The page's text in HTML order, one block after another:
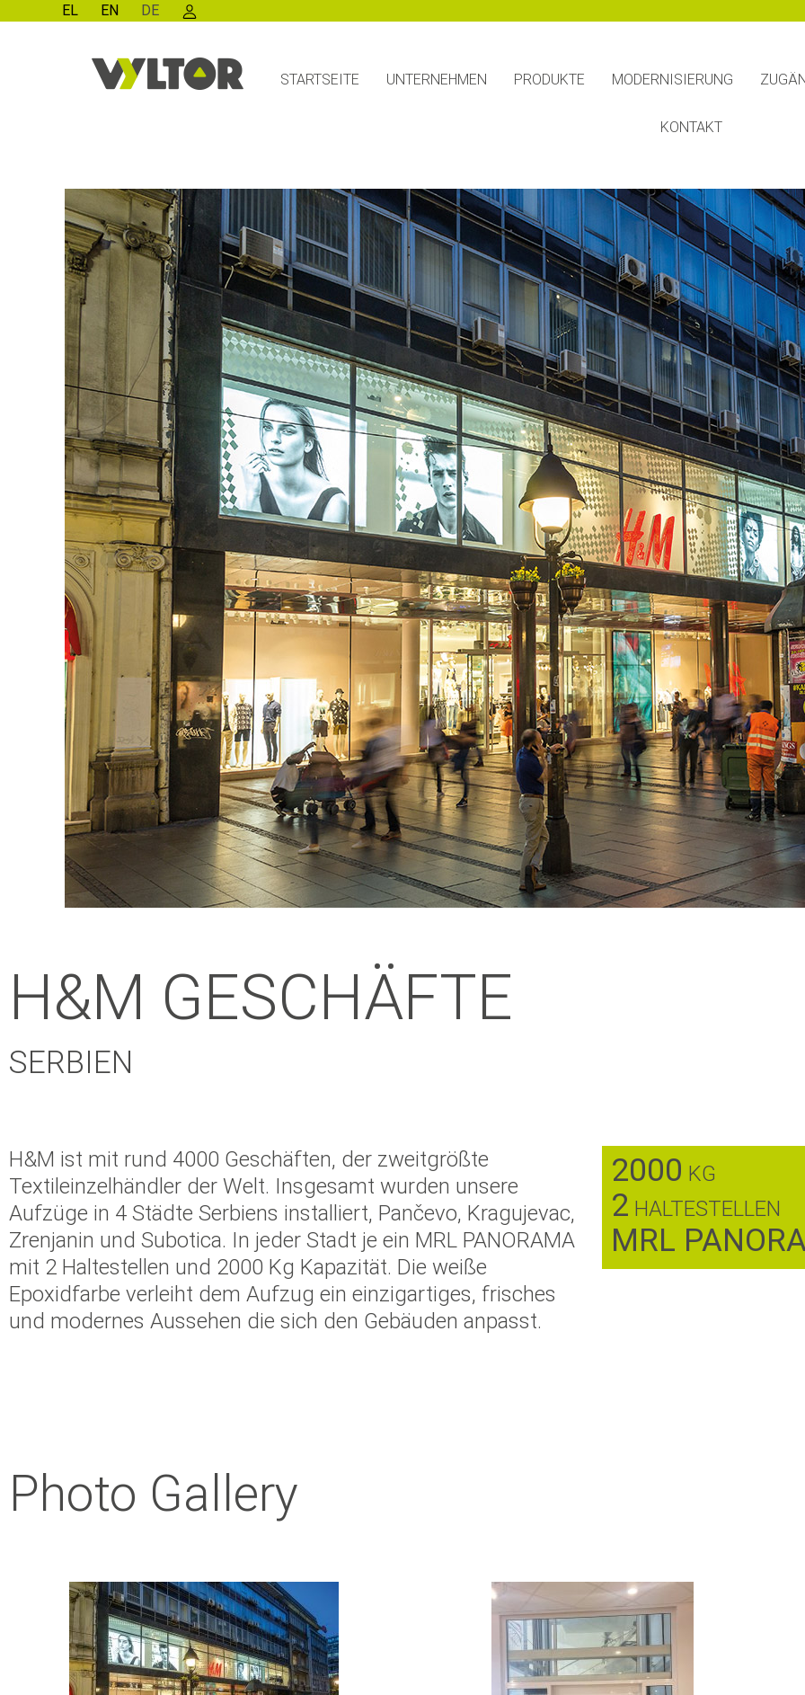
EL EN DE
STARTSEITE UNTERNEHMEN PRODUKTE MODERNISIERUNG
KONTAKT
H&M GESCHÄFTE
SERBIEN
H&M ist mit rund 4000 Geschäften, der zweitgrößte
Textileinzelhändler der Welt. Insgesamt wurden unsere
Aufzüge in 4 Städte Serbiens installiert, Pančevo, Kragujevac,
Zrenjanin und Subotica. In jeder Stadt je ein MRL PANORAMA
mit 2 Haltestellen und 2000 Kg Kapazität. Die weiße
Epoxidfarbe verleiht dem Aufzug ein einzigartiges, frisches
und modernes Aussehen die sich den Gebäuden anpasst.
2000 KG
2 HALTESTELLEN
MRL
Photo Gallery